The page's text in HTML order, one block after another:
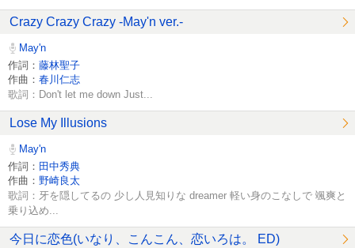
Crazy Crazy Crazy -May'n ver.-
May'n
作詞： 藤林聖子
作曲： 春川仁志
歌詞：Don't let me down Just...
Lose My Illusions
May'n
作詞： 田中秀典
作曲： 野崎良太
歌詞：牙を隠してるの 少し人見知りな dreamer 軽い身のこなしで 颯爽と
乗り込め...
今日に恋色(いなり、こんこん、恋いろは。 ED)